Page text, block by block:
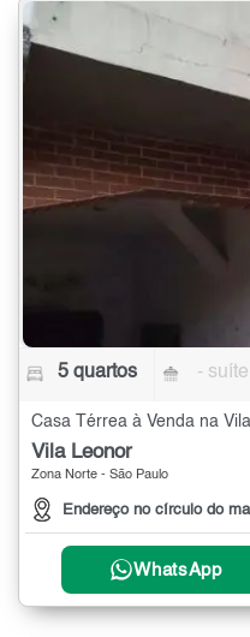
5 quartos - suíte
Casa Térrea à Venda na
Vila Leonor
Zona Norte - São Paulo
Endereço no círculo do
WhatsApp